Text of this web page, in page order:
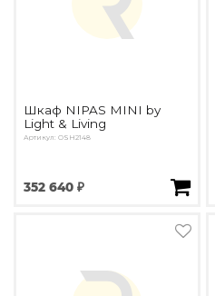
Шкаф NIPAS MINI by
Light & Living
Артикул: ОSH2148
352 640 ₽